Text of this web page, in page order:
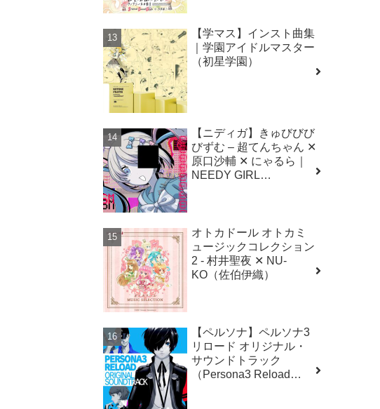
【学マス】インスト曲集
｜学園アイドルマスター
（初星学園）
【ニディガ】きゅびびび
びずむ – 超てんちゃん ✕
原口沙輔 ✕ にゃるら｜
NEEDY GIRL
オトカドール オトカミ
ュージックコレクション
2 - 村井聖夜 ✕ NU-
KO（佐伯伊織）
【ペルソナ】ペルソナ3
リロード オリジナル・
サウンドトラック
（Persona3 Reload